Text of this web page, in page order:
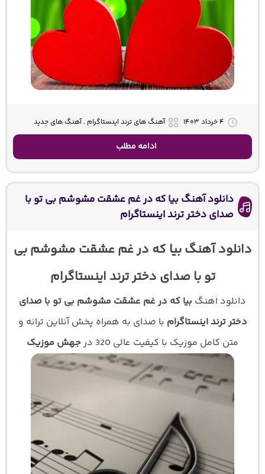
۴ خرداد ۱۴۰۳ آهنگ های ترند اینستاگرام , آهنگ های جدید
ادامه مطلب
دانلود آهنگ بیا که در غم عشقت مشوشم بی تو با
صدای دختر ترند اینستاگرام
دانلود آهنگ بیا که در غم عشقت مشوشم بی
تو با صدای دختر ترند اینستاگرام
دانلود اهنگ بیا که در غم عشقت مشوشم بی تو با صدای
دختر ترند اینستاگرام با صدای به همراه پخش آنلاین ترانه و
متن کامل موزیک با کیفیت عالی 320 در
جهش موزیک